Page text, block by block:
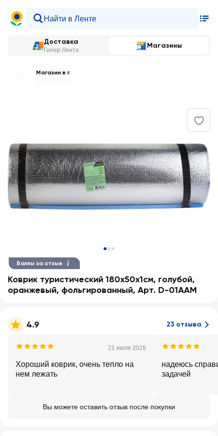
Доставка
Гипер Лента
Магазины
Магазин в г.
Баллы за отзыв
Коврик туристический 180х50х1см, голубой,
оранжевый, фольгированный, Арт. D-01AAM
4.9 23 отзыва
21 июля 2026
Хороший коврик, очень тепло на
нем лежать
надеюсь
задачей
Вы можете оставить отзыв после покупки